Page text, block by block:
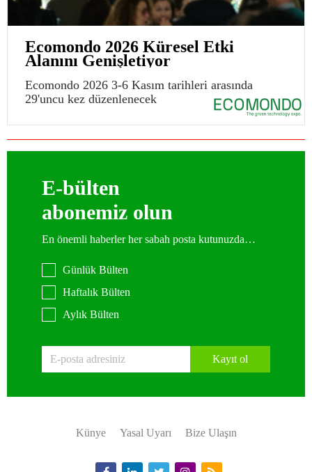
Ecomondo 2026 Küresel Etki
Alanını Genişletiyor
Ecomondo 2026 3-6 Kasım tarihleri arasında
29'uncu kez düzenlenecek
E-bülten
abonemiz olun
En önemli haberler her sabah posta kutunuzda…
Günlük Bülten
Haftalık Bülten
Aylık Bülten
Kayıt ol
Künye Yasal Uyarı Bize Ulaşın